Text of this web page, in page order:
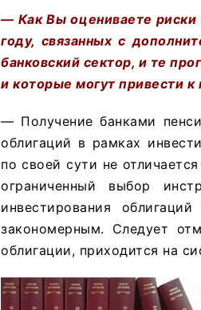
— Как Вы оцениваете риски
году, связанных с
банковский сектор, и те
и которые могут привести
— Получение банками
облигаций в рамках
по своей сути не
ограниченный выбор
инвестирования
закономерным. Следует
облигации, приходится на